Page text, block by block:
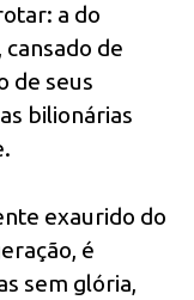
a do
de
de seus
bilionárias
exaurido do
é
sem glória,